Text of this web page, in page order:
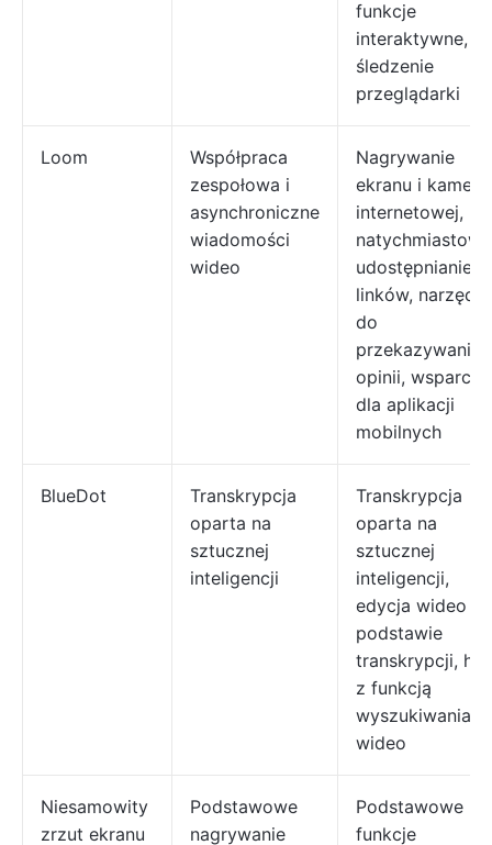
funkcje
interaktywne,
śledzenie
przeglądarki
Loom
Współpraca
zespołowa i
asynchroniczne
wiadomości
wideo
Nagrywanie
ekranu i kamery
internetowej,
natychmiastowe
udostępnianie
linków,
do
przekazywania
opinii, wsparcie
dla aplikacji
mobilnych
BlueDot
Transkrypcja
oparta na
sztucznej
inteligencji
Transkrypcja
oparta na
sztucznej
inteligencji,
edycja wideo na
podstawie
transkrypcji,
z funkcją
wyszukiwania
wideo
Niesamowity
zrzut ekranu
Podstawowe
nagrywanie
Podstawowe
funkcje